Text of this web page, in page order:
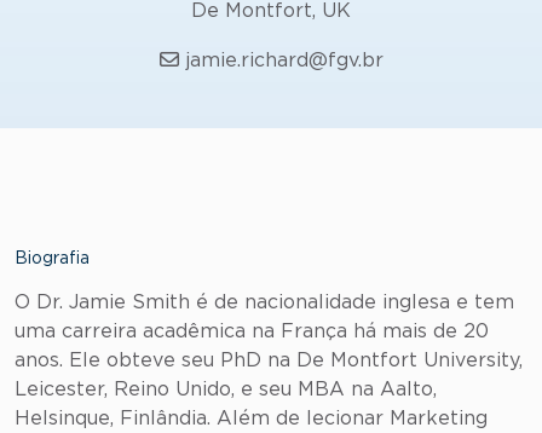
De Montfort, UK
jamie.richard@fgv.br
Biografia
O Dr. Jamie Smith é de nacionalidade inglesa e tem
uma carreira acadêmica na França há mais de 20
anos. Ele obteve seu PhD na De Montfort University,
Leicester, Reino Unido, e seu MBA na Aalto,
Helsinque, Finlândia. Além de lecionar Marketing